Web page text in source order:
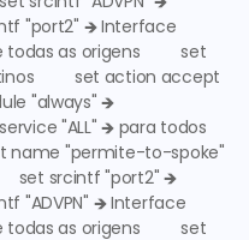
"port2" 🡺 Interface
todas as origens set
set action accept
"ALL" 🡺 para todos
set name "permite-to-spoke"
set srcintf "port2" 🡺
🡺 Interface
todas as origens set